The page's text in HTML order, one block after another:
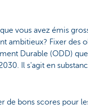
vous avez émis
ambitieux? Fixer des
Durable (ODD)
Il s'agit en
de bons scores pour